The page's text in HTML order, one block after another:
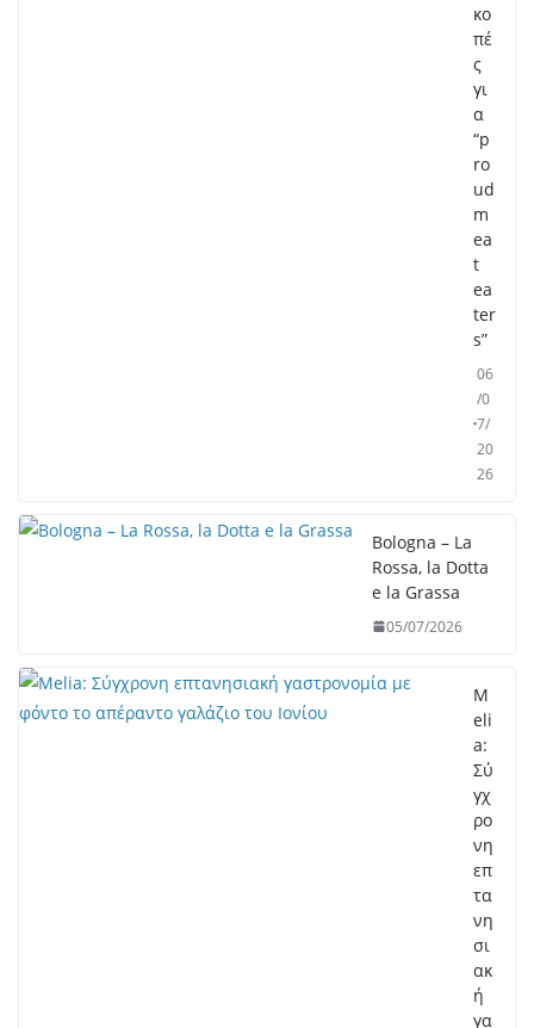
κο
πέ
ς
γι
α
“p
ro
ud
m
ea
t
ea
ter
s”
06
/0
7/
20
26
Bologna – La
Rossa, la Dotta
e la Grassa
05/07/2026
M
eli
a:
Σύ
γχ
ρο
νη
επ
τα
νη
σι
ακ
ή
γα